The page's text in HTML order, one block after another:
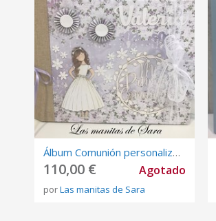
Álbum Comunión personalizado
110,00 € Agotado
porLas manitas de Sara